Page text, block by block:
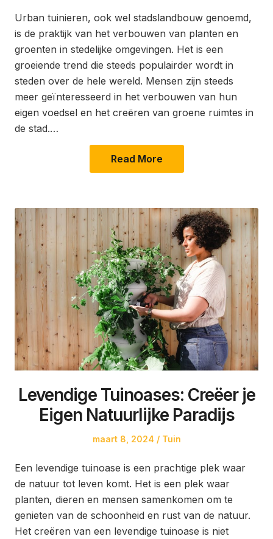
Urban tuinieren, ook wel stadslandbouw genoemd,
is de praktijk van het verbouwen van planten en
groenten in stedelijke omgevingen. Het is een
groeiende trend die steeds populairder wordt in
steden over de hele wereld. Mensen zijn steeds
meer geïnteresseerd in het verbouwen van hun
eigen voedsel en het creëren van groene ruimtes in
de stad.…
Read More
Levendige Tuinoases: Creëer je
Eigen Natuurlijke Paradijs
Posted
maart 8, 2024
Posted
Tuin
Een levendige tuinoase is een prachtige plek waar
de natuur tot leven komt. Het is een plek waar
planten, dieren en mensen samenkomen om te
genieten van de schoonheid en rust van de natuur.
Het creëren van een levendige tuinoase is niet